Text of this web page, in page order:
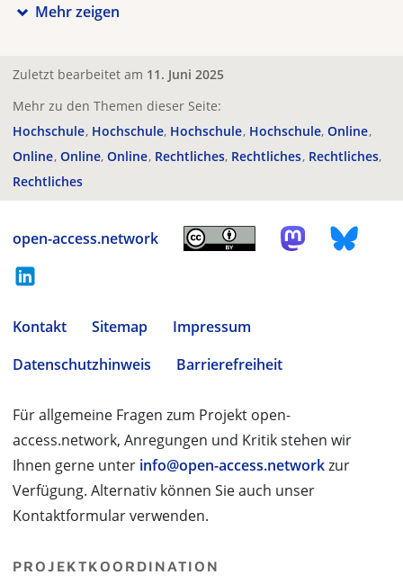
Mehr zeigen
Zuletzt bearbeitet am 11. Juni 2025
Mehr zu den Themen dieser Seite:
Hochschule Hochschule Hochschule Hochschule Online
Online Online Online Rechtliches Rechtliches Rechtliches
Rechtliches
open-access.network
Kontakt Sitemap
Impressum
Datenschutzhinweis
Barrierefreiheit
Für allgemeine Fragen zum Projekt open-
access.network, Anregungen und Kritik stehen wir
Ihnen gerne unter info@open-access.networkzur
Verfügung. Alternativ können Sie auch unser
Kontaktformular verwenden.
PROJEKTKOORDINATION